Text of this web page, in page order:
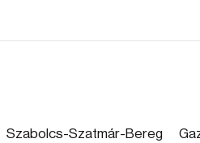
Szabolcs-Szatmár-Bereg